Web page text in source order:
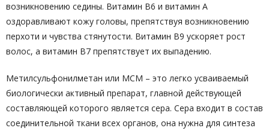
возникновению седины. Витамин В6 и витамин А
оздоравливают кожу головы, препятствуя возникновению
перхоти и чувства стянутости. Витамин В9 ускоряет рост
волос, а витамин В7 препятствует их выпадению.
Метилсульфонилметан или МСМ – это легко усваиваемый
биологически активный препарат, главной действующей
составляющей которого является сера. Сера входит в состав
соединительной ткани всех органов, она нужна для синтеза